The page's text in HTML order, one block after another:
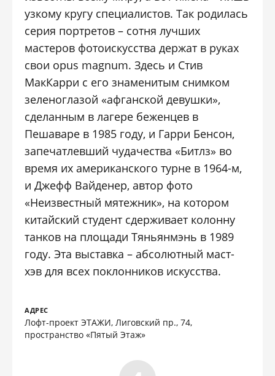
узкому кругу специалистов. Так родилась
серия портретов – сотня лучших
мастеров фотоискусства держат в руках
свои opus magnum. Здесь и Стив
МакКарри с его знаменитым снимком
зеленоглазой «афганской девушки»,
сделанным в лагере беженцев в
Пешаваре в 1985 году, и Гарри Бенсон,
запечатлевший чудачества «Битлз» во
время их американского турне в 1964-м,
и Джефф Вайденер, автор фото
«Неизвестный мятежник», на котором
китайский студент сдерживает колонну
танков на площади Тяньянмэнь в 1989
году. Эта выставка – абсолютный маст-
хэв для всех поклонников искусства.
АДРЕС
Лофт-проект ЭТАЖИ, Лиговский пр., 74,
пространство «Пятый Этаж»